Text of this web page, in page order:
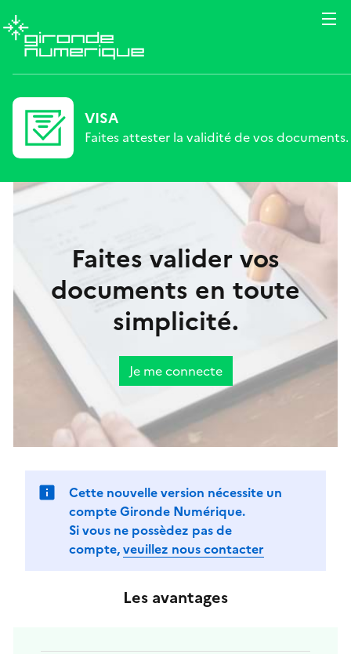
VISA
Faites attester la validité de vos documents.
Faites valider vos
documents en toute
simplicité.
Je me connecte
Cette nouvelle version nécessite un
compte Gironde Numérique.
Si vous ne possèdez pas de
compte,veuillez nous contacter
Les avantages